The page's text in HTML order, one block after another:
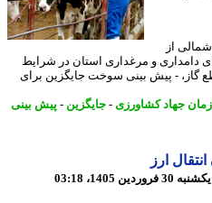
از
و مرغداری استان در شرایط
- پیش بینی سوخت جایگزین برای
جهاد کشاورزی- جایگزین- پیش بینی
ارز